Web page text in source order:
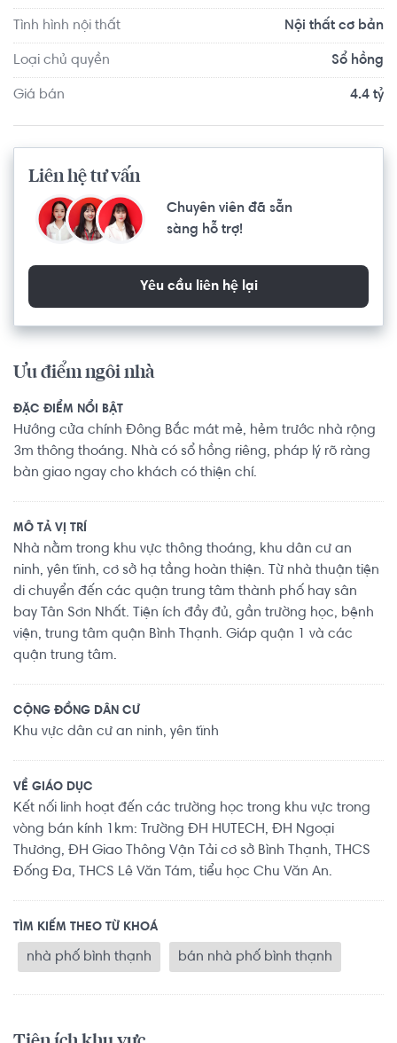
Tình hình nội thất Nội thất cơ bản
Loại chủ quyền Sổ hồng
Giá bán 4.4 tỷ
Liên hệ tư vấn
Chuyên viên đã sẵn
sàng hỗ trợ!
Yêu cầu liên hệ lại
Ưu điểm ngôi nhà
ĐẶC ĐIỂM NỔI BẬT
Hướng cửa chính Đông Bắc mát mẻ, hẻm trước nhà rộng
3m thông thoáng. Nhà có sổ hồng riêng, pháp lý rõ ràng
bàn giao ngay cho khách có thiện chí.
MÔ TẢ VỊ TRÍ
Nhà nằm trong khu vực thông thoáng, khu dân cư an
ninh, yên tĩnh, cơ sở hạ tầng hoàn thiện. Từ nhà thuận tiện
di chuyển đến các quận trung tâm thành phố hay sân
bay Tân Sơn Nhất. Tiện ích đầy đủ, gần trường học, bệnh
viện, trung tâm quận Bình Thạnh. Giáp quận 1 và các
quận trung tâm.
CỘNG ĐỒNG DÂN CƯ
Khu vực dân cư an ninh, yên tĩnh
VỀ GIÁO DỤC
Kết nối linh hoạt đến các trường học trong khu vực trong
vòng bán kính 1km: Trường ĐH HUTECH, ĐH Ngoại
Thương, ĐH Giao Thông Vận Tải cơ sở Bình Thạnh, THCS
Đống Đa, THCS Lê Văn Tám, tiểu học Chu Văn An.
TÌM KIẾM THEO TỪ KHOÁ
nhà phố bình thạnh bán nhà phố bình thạnh